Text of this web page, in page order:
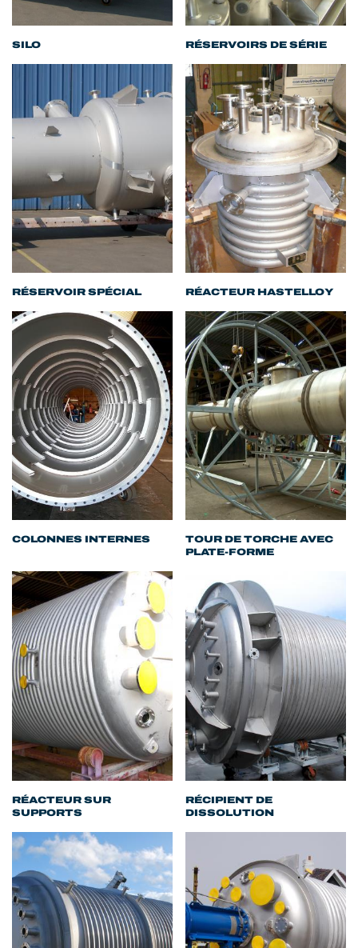
SILO RÉSERVOIRS DE SÉRIE
RÉSERVOIR SPÉCIAL RÉACTEUR HASTELLOY
COLONNES INTERNES
TOUR DE TORCHE AVEC
PLATE-FORME
RÉACTEUR SUR
SUPPORTS
RÉCIPIENT DE
DISSOLUTION